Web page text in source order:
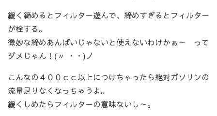
緩く締めるとフィルター遊んで、締めすぎるとフィルター
が栓する。
微妙な締めあんばいじゃないと使えないわけかぁ～ って
ダメじゃん！(〃 ・・)ノ
こんなの４００ｃｃ以上につけちゃったら絶対ガソリンの
流量足りなくなっちゃうよ。
緩くしめたらフィルターの意味ないし～。